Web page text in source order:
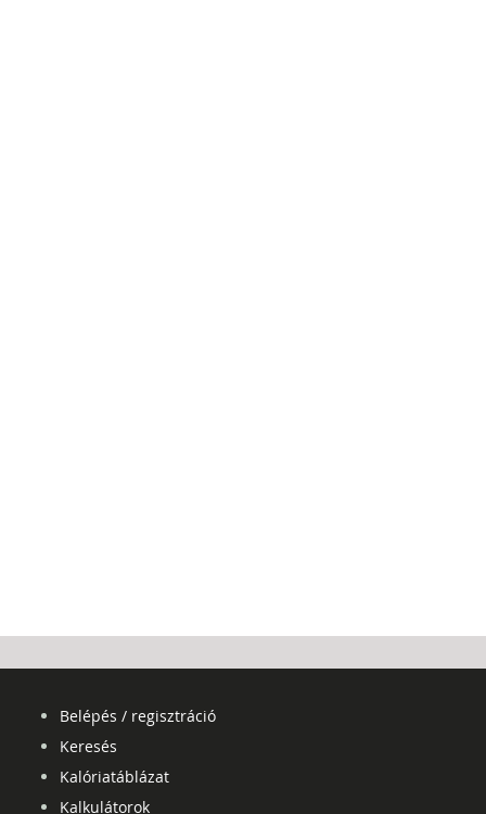
Belépés / regisztráció
Keresés
Kalóriatáblázat
Kalkulátorok